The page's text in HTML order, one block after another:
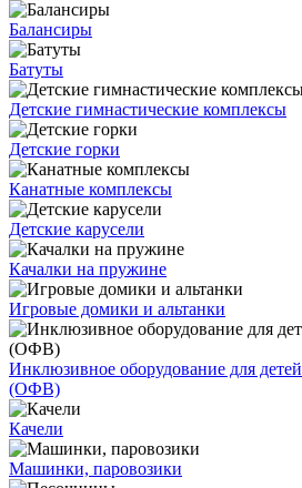
Балансиры
Батуты
Детские гимнастические комплексы
Детские горки
Канатные комплексы
Детские карусели
Качалки на пружине
Игровые домики и альтанки
Инклюзивное оборудование для
(ОФВ)
Качели
Машинки, паровозики